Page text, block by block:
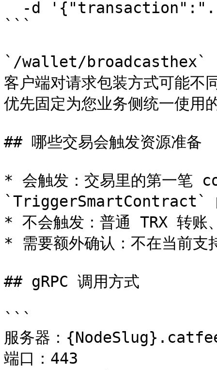
```
`/wallet/broadcasthex` 当
客户端对请求包装方式可能不
优先固定为您业务侧统一使用
## 哪些交易会触发资源准备
* 会触发：交易里的第一笔
`TriggerSmartContract`
* 不会触发：普通 TRX 转账
* 需要额外确认：不在当前支
## gRPC 调用方式
```
服务器：
端口：443